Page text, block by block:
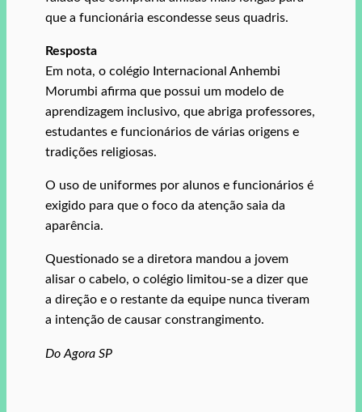
que a funcionária escondesse seus quadris.
Resposta
Em nota, o colégio Internacional Anhembi
Morumbi afirma que possui um modelo de
aprendizagem inclusivo, que abriga professores,
estudantes e funcionários de várias origens e
tradições religiosas.
O uso de uniformes por alunos e funcionários é
exigido para que o foco da atenção saia da
aparência.
Questionado se a diretora mandou a jovem
alisar o cabelo, o colégio limitou-se a dizer que
a direção e o restante da equipe nunca tiveram
a intenção de causar constrangimento.
Do Agora SP